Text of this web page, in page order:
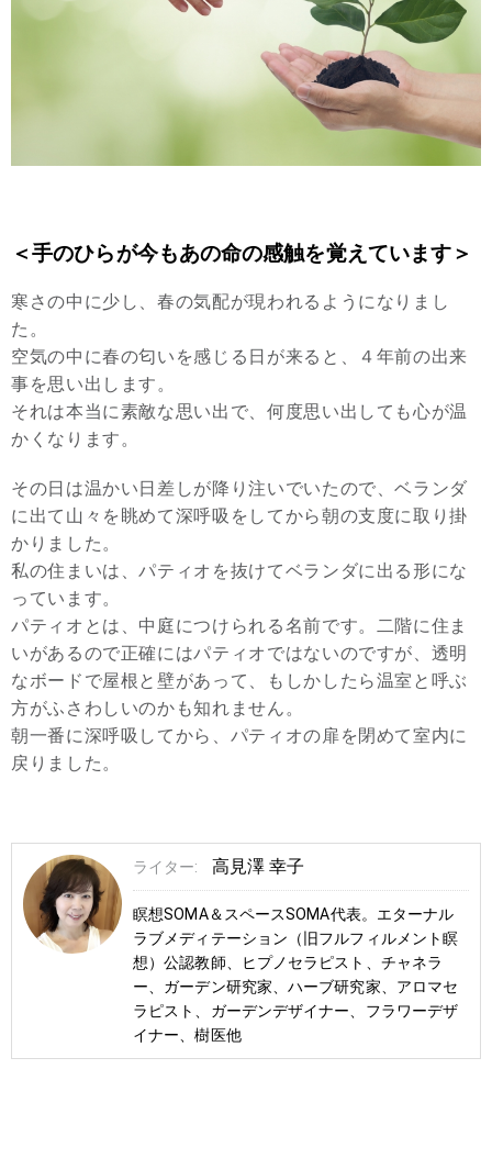
＜手のひらが今もあの命の感触を覚えています＞
寒さの中に少し、春の気配が現われるようになりまし
た。
空気の中に春の匂いを感じる日が来ると、４年前の出来
事を思い出します。
それは本当に素敵な思い出で、何度思い出しても心が温
かくなります。
その日は温かい日差しが降り注いでいたので、ベランダ
に出て山々を眺めて深呼吸をしてから朝の支度に取り掛
かりました。
私の住まいは、パティオを抜けてベランダに出る形にな
っています。
パティオとは、中庭につけられる名前です。二階に住ま
いがあるので正確にはパティオではないのですが、透明
なボードで屋根と壁があって、もしかしたら温室と呼ぶ
方がふさわしいのかも知れません。
朝一番に深呼吸してから、パティオの扉を閉めて室内に
戻りました。
ライター: 高見澤 幸子
瞑想SOMA＆スペースSOMA代表。エターナル
ラブメディテーション（旧フルフィルメント瞑
想）公認教師、ヒプノセラピスト、チャネラ
ー、ガーデン研究家、ハーブ研究家、アロマセ
ラピスト、ガーデンデザイナー、フラワーデザ
イナー、樹医他